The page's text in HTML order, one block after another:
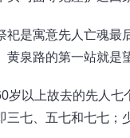
祀是寓意先人亡魂最
黄泉路的第一站就是
岁以上故去的先人
三七、五七和七七；